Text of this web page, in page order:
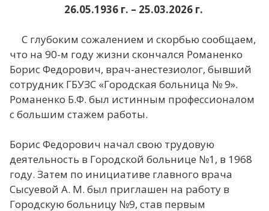
26.05.1936 г. – 25.03.2026 г.
С глубоким сожалением и скорбью сообщаем,
что на 90-м году жизни скончался Романенко
Борис Федорович, врач-анестезиолог, бывший
сотрудник ГБУЗС «Городская больница № 9».
Романенко Б.Ф. был истинным профессионалом
с большим стажем работы.
Борис Федорович начал свою трудовую
деятельность в Городской больнице №1, в 1968
году. Затем по инициативе главного врача
Сысуевой А. М. был приглашен на работу в
Городскую больницу №9, став первым